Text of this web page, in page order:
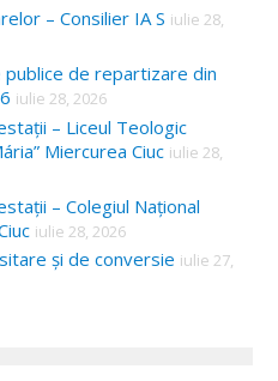
– Consilier IA S iulie 28,
de repartizare din
iulie 28, 2026
– Liceul Teologic
Miercurea Ciuc iulie 28,
– Colegiul Național
iulie 28, 2026
și de conversie iulie 27,